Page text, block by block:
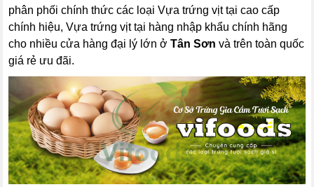
phân phối chính thức các loại Vựa trứng vịt tại cao cấp
chính hiệu, Vựa trứng vịt tại hàng nhập khẩu chính hãng
cho nhiều cửa hàng đại lý lớn ởTân Sơn và trên toàn quốc
giá rẻ ưu đãi.